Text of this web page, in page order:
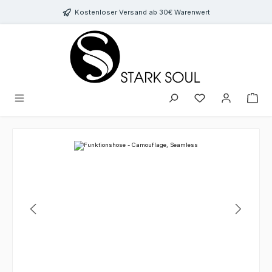
Zum Hauptinhalt springenKostenloser Versand ab 30€ Warenwert
Bildergalerie überspringen